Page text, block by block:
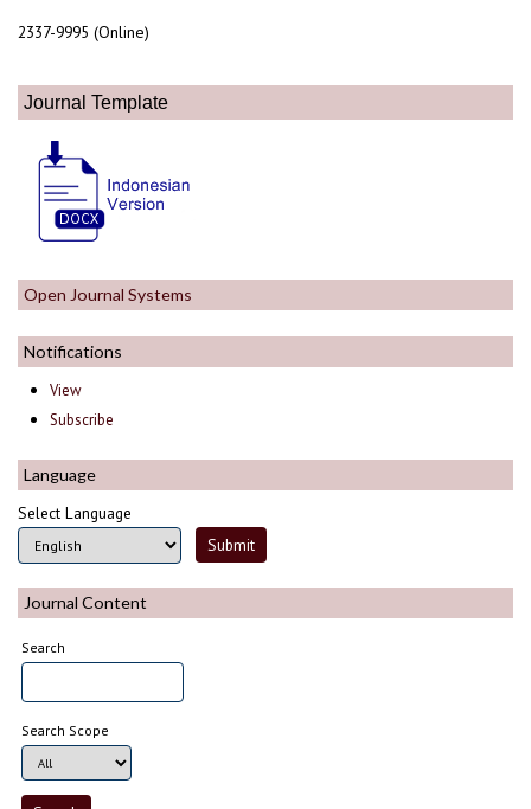
2337-9995 (Online)
Journal Template
Open Journal Systems
Notifications
View
Subscribe
Language
Select Language
Journal Content
Search
Search Scope